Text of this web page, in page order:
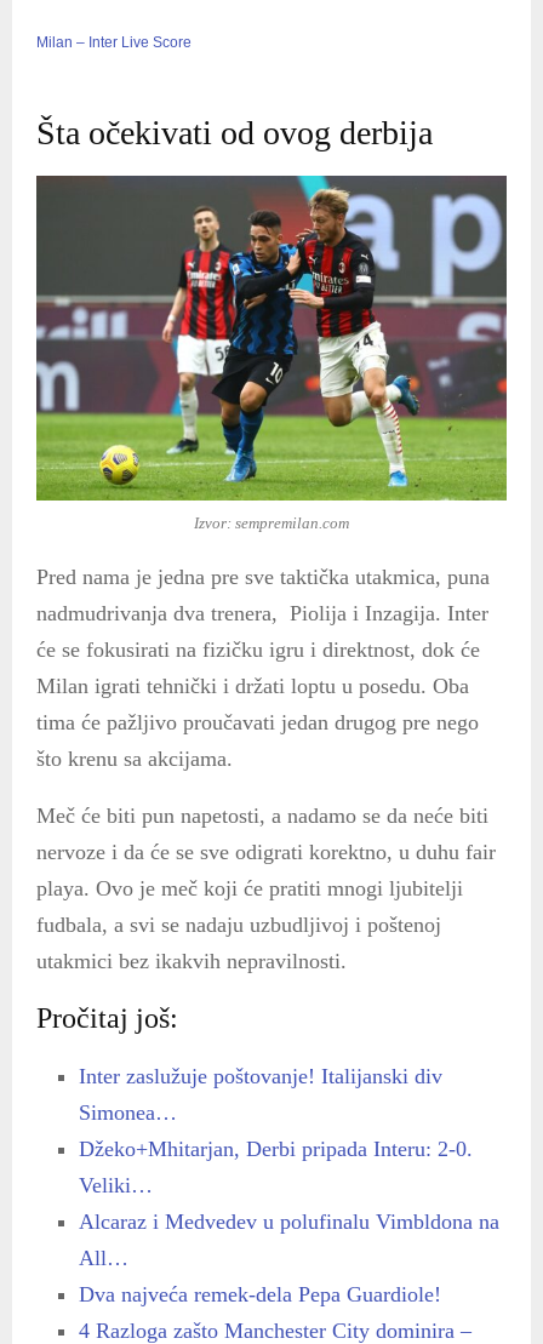
Milan – Inter Live Score
Šta očekivati od ovog derbija
Izvor: sempremilan.com
Pred nama je jedna pre sve taktička utakmica, puna
nadmudrivanja dva trenera, Piolija i Inzagija. Inter
će se fokusirati na fizičku igru i direktnost, dok će
Milan igrati tehnički i držati loptu u posedu. Oba
tima će pažljivo proučavati jedan drugog pre nego
što krenu sa akcijama.
Meč će biti pun napetosti, a nadamo se da neće biti
nervoze i da će se sve odigrati korektno, u duhu fair
playa. Ovo je meč koji će pratiti mnogi ljubitelji
fudbala, a svi se nadaju uzbudljivoj i poštenoj
utakmici bez ikakvih nepravilnosti.
Pročitaj još:
Inter zaslužuje poštovanje! Italijanski div
Simonea…
Džeko+Mhitarjan, Derbi pripada Interu: 2-0.
Veliki…
Alcaraz i Medvedev u polufinalu Vimbldona na
All…
Dva najveća remek-dela Pepa Guardiole!
4 Razloga zašto Manchester City dominira –